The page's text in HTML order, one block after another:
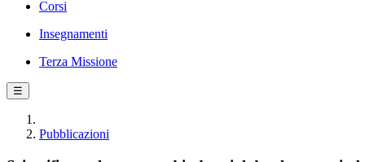
Corsi
Insegnamenti
Terza Missione
☰
Pubblicazioni